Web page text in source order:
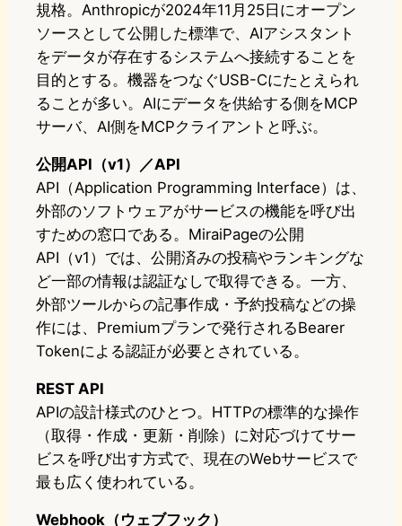
規格。Anthropicが2024年11月25日にオープン
ソースとして公開した標準で、AIアシスタント
をデータが存在するシステムへ接続することを
目的とする。機器をつなぐUSB-Cにたとえられ
ることが多い。AIにデータを供給する側をMCP
サーバ、AI側をMCPクライアントと呼ぶ。
公開API（v1）／API
API（Application Programming Interface）は、
外部のソフトウェアがサービスの機能を呼び出
すための窓口である。MiraiPageの公開
API（v1）では、公開済みの投稿やランキングな
ど一部の情報は認証なしで取得できる。一方、
外部ツールからの記事作成・予約投稿などの操
作には、Premiumプランで発行されるBearer
Tokenによる認証が必要とされている。
REST API
APIの設計様式のひとつ。HTTPの標準的な操作
（取得・作成・更新・削除）に対応づけてサー
ビスを呼び出す方式で、現在のWebサービスで
最も広く使われている。
Webhook（ウェブフック）